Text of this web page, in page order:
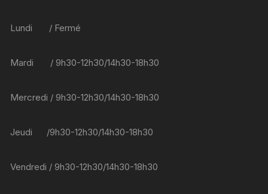
Lundi / Fermé
Mardi / 9h30-12h30/14h30-18h30
Mercredi / 9h30-12h30/14h30-18h30
Jeudi /9h30-12h30/14h30-18h30
Vendredi / 9h30-12h30/14h30-18h30